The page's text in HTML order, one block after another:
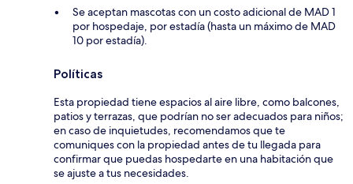
Se aceptan mascotas con un costo adicional de MAD 1
por hospedaje, por estadía (hasta un máximo de MAD
10 por estadía).
Políticas
Esta propiedad tiene espacios al aire libre, como balcones,
patios y terrazas, que podrían no ser adecuados para niños;
en caso de inquietudes, recomendamos que te
comuniques con la propiedad antes de tu llegada para
confirmar que puedas hospedarte en una habitación que
se ajuste a tus necesidades.